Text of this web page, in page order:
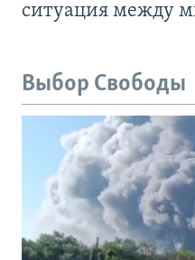
ситуация между
Выбор Свободы